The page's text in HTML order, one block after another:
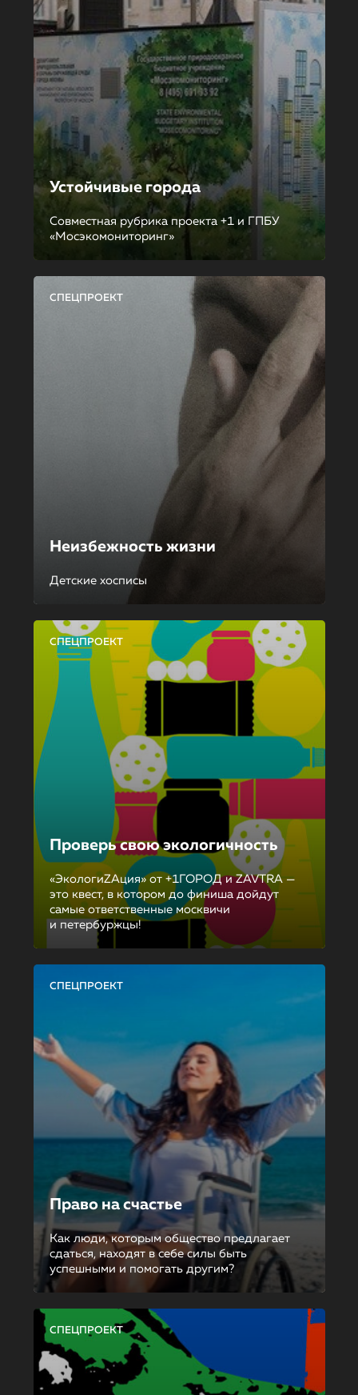
Устойчивые города
Совместная рубрика проекта +1 и ГПБУ
«Мосэкомониторинг»
СПЕЦПРОЕКТ
Неизбежность жизни
Детские хосписы
СПЕЦПРОЕКТ
Проверь свою экологичность
«ЭкологиZAция» от +1ГОРОД и ZAVTRA —
это квест, в котором до финиша дойдут
самые ответственные москвичи
и петербуржцы!
СПЕЦПРОЕКТ
Право на счастье
Как люди, которым общество предлагает
сдаться, находят в себе силы быть
успешными и помогать другим?
СПЕЦПРОЕКТ